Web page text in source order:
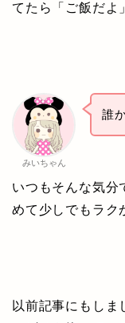
てたら「ご飯だよ
みいちゃん
誰
いつもそんな気分
めて少しでもラク
以前記事にもしま